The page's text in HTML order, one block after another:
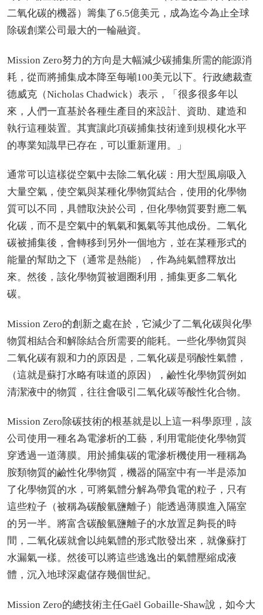
二氧化碳的機器）籌集了6.5億美元，成為迄今為止全球
除碳創業公司最大的一輪融資。
Mission Zero努力的方向是大幅減少碳捕集所需的能源消
耗，從而將捕集成本降至每噸100美元以下。行政總裁查
德威克（Nicholas Chadwick）表示，「很多很多年以
來，人們一直基於各種生產目的來設計、資助、建造和
執行這種裝置。其實讓此項碳捕集技術達到規模化水平
的專業知識早已存在，可以重新運用。」
通常可以這樣從空氣中去除二氧化碳：用大型風扇吸入
大量空氣，使空氣與某種化學物質結合，使用的化學物
質可以不同，具體取決於公司，但化學物質要對應二氧
化碳，而不是空氣中的氧氣和氮氣等其他成份。二氧化
碳被捕集後，會轉移到另外一個地方，並在某種形式的
能量的幫助之下（通常是熱能），作為純氣體釋放出
來。然後，該化學物質被迴圈利用，捕集更多二氧化
碳。
Mission Zero的創新之處在於，它減少了二氧化碳與化學
物質相結合和解除結合所需要的能耗。一些化學物質與
二氧化碳有親和力的原因是，二氧化碳是弱酸性氣體，
（這就是蘇打水略有味道的原因），鹼性化學物質例如
清潔液中的物質，往往會吸引二氧化碳等酸性化合物。
Mission Zero除碳技術的根基就是以上這一科學原理，該
公司使用一種名為電滲析的工藝，利用電能使化學物質
穿透過一道薄膜。用於捕集碳的電滲析機使用一種稱為
胺類物質的鹼性化學物質，機器的隔室中有一半是添加
了化學物質的水，可將氣體分解為帶負電的粒子，只有
這些粒子（被稱為碳酸氫鹽離子）能透過薄膜進入隔室
的另一半。將富含碳酸氫鹽離子的水放置足夠長的時
間，二氧化碳就會以純氣體的形式散發出來，就像蘇打
水漏氣一樣。然後可以將這些逃逸出的氣體壓縮成液
體，沉入地球深處儲存幾個世紀。
Mission Zero的總技術主任Gaël Gobaille-Shaw說，如今大